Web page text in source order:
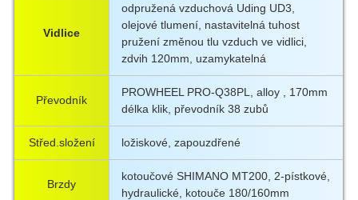
Vidlice
odpružená vzduchová Uding UD3,
olejové tlumení, nastavitelná tuhost
pružení změnou tlu vzduch ve vidlici,
zdvih 120mm, uzamykatelná
Převodník
PROWHEEL PRO-Q38PL, alloy , 170mm
délka klik, převodník 38 zubů
Střed.složení ložiskové, zapouzdřené
Brzdy
kotoučové SHIMANO MT200, 2-pístkové,
hydraulické, kotouče 180/160mm